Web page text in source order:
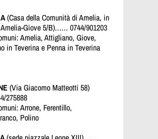
(Casa della Comunità di Amelia, in
Giove 5/B)…… 0744/901203
Amelia, Attigliano, Giove,
in Teverina e Penna in Teverina
(Via Giacomo Matteotti 58)
275888
Arrone, Ferentillo,
Polino